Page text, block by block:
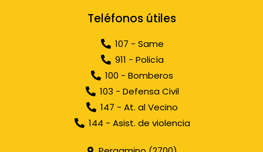
Teléfonos útiles
107 - Same
911 - Policía
100 - Bomberos
103 - Defensa Civil
147 - At. al Vecino
144 - Asist. de violencia